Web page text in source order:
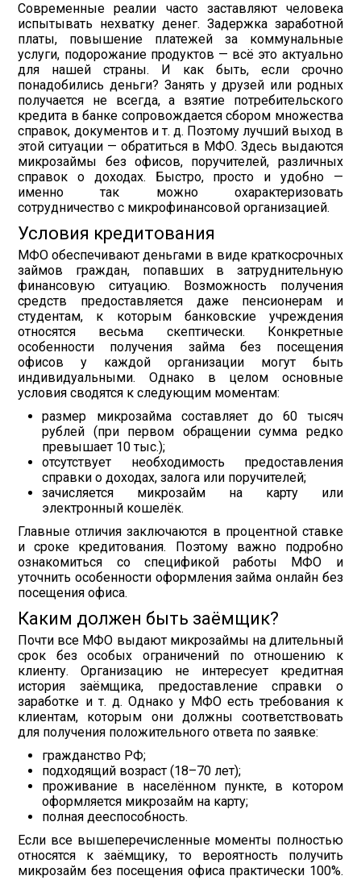
Современные реалии часто заставляют человека
испытывать нехватку денег. Задержка заработной
платы, повышение платежей за коммунальные
услуги, подорожание продуктов — всё это актуально
для нашей страны. И как быть, если срочно
понадобились деньги? Занять у друзей или родных
получается не всегда, а взятие потребительского
кредита в банке сопровождается сбором множества
справок, документов и т. д. Поэтому лучший выход в
этой ситуации — обратиться в МФО. Здесь выдаются
микрозаймы без офисов, поручителей, различных
справок о доходах. Быстро, просто и удобно —
именно так можно охарактеризовать
сотрудничество с микрофинансовой организацией.
Условия кредитования
МФО обеспечивают деньгами в виде краткосрочных
займов граждан, попавших в затруднительную
финансовую ситуацию. Возможность получения
средств предоставляется даже пенсионерам и
студентам, к которым банковские учреждения
относятся весьма скептически. Конкретные
особенности получения займа без посещения
офисов у каждой организации могут быть
индивидуальными. Однако в целом основные
условия сводятся к следующим моментам:
размер микрозайма составляет до 60 тысяч
рублей (при первом обращении сумма редко
превышает 10 тыс.);
отсутствует необходимость предоставления
справки о доходах, залога или поручителей;
зачисляется микрозайм на карту или
электронный кошелёк.
Главные отличия заключаются в процентной ставке
и сроке кредитования. Поэтому важно подробно
ознакомиться со спецификой работы МФО и
уточнить особенности оформления займа онлайн без
посещения офиса.
Каким должен быть заёмщик?
Почти все МФО выдают микрозаймы на длительный
срок без особых ограничений по отношению к
клиенту. Организацию не интересует кредитная
история заёмщика, предоставление справки о
заработке и т. д. Однако у МФО есть требования к
клиентам, которым они должны соответствовать
для получения положительного ответа по заявке:
гражданство РФ;
подходящий возраст (18–70 лет);
проживание в населённом пункте, в котором
оформляется микрозайм на карту;
полная дееспособность.
Если все вышеперечисленные моменты полностью
относятся к заёмщику, то вероятность получить
микрозайм без посещения офиса практически 100%.